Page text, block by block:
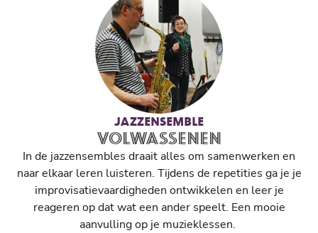
JAZZENSEMBLE
VOLWASSENEN
In de jazzensembles draait alles om samenwerken en
naar elkaar leren luisteren. Tijdens de repetities ga je je
improvisatievaardigheden ontwikkelen en leer je
reageren op dat wat een ander speelt. Een mooie
aanvulling op je muzieklessen.